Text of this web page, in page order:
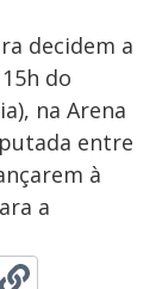
decidem a
do
na Arena
entre
à
a